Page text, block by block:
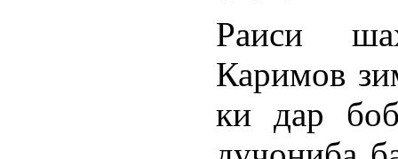
Раиси
Каримов
ки дар